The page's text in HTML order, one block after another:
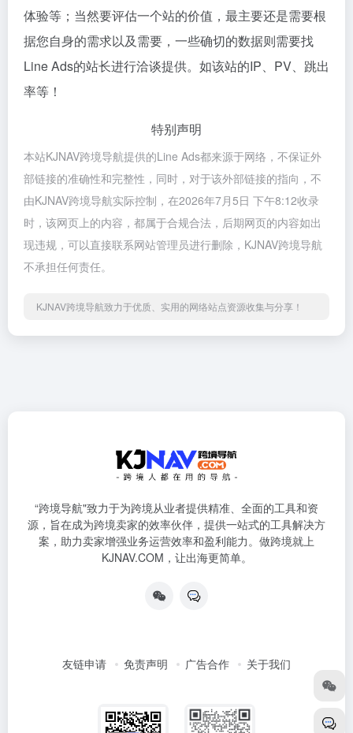
体验等；当然要评估一个站的价值，最主要还是需要根
据您自身的需求以及需要，一些确切的数据则需要找
Line Ads的站长进行洽谈提供。如该站的IP、PV、跳出
率等！
特别声明
本站KJNAV跨境导航提供的Line Ads都来源于网络，不保证外
部链接的准确性和完整性，同时，对于该外部链接的指向，不
由KJNAV跨境导航实际控制，在2026年7月5日 下午8:12收录
时，该网页上的内容，都属于合规合法，后期网页的内容如出
现违规，可以直接联系网站管理员进行删除，KJNAV跨境导航
不承担任何责任。
KJNAV跨境导航致力于优质、实用的网络站点资源收集与分享！
“跨境导航"致力于为跨境从业者提供精准、全面的工具和资
源，旨在成为跨境卖家的效率伙伴，提供一站式的工具解决方
案，助力卖家增强业务运营效率和盈利能力。做跨境就上
KJNAV.COM，让出海更简单。
友链申请 免责声明 广告合作 关于我们